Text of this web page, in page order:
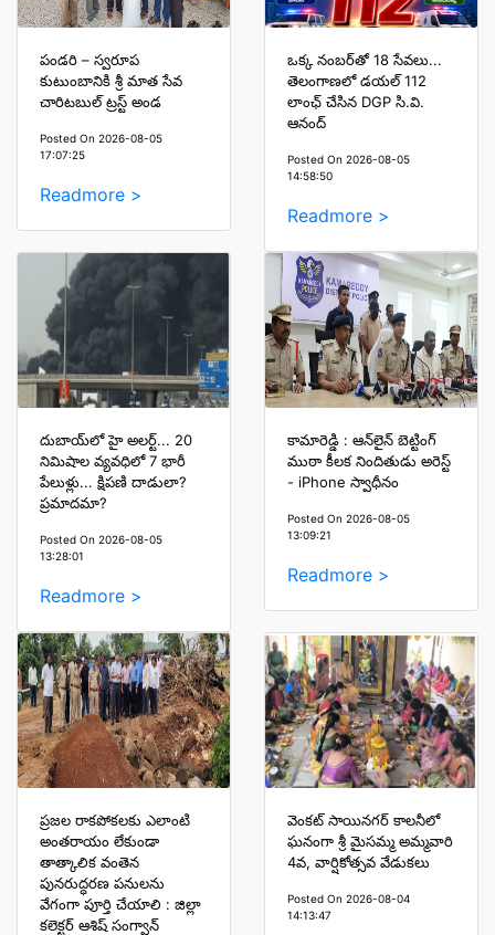
పండరి – స్వరూప
కుటుంబానికి శ్రీ మాత సేవ
చారిటబుల్ ట్రస్ట్ అండ
Posted On 2026-08-05
17:07:25
Readmore >
ఒక్క నంబర్‌తో 18 సేవలు...
తెలంగాణలో డయల్ 112
లాంఛ్ చేసిన DGP సి.వి.
ఆనంద్
Posted On 2026-08-05
14:58:50
Readmore >
దుబాయ్‌లో హై అలర్ట్... 20
నిమిషాల వ్యవధిలో 7 భారీ
పేలుళ్లు... క్షిపణి దాడులా?
ప్రమాదమా?
Posted On 2026-08-05
13:28:01
Readmore >
కామారెడ్డి : ఆన్‌లైన్ బెట్టింగ్
ముఠా కీలక నిందితుడు అరెస్ట్
- iPhone స్వాధీనం
Posted On 2026-08-05
13:09:21
Readmore >
ప్రజల రాకపోకలకు ఎలాంటి
అంతరాయం లేకుండా
తాత్కాలిక వంతెన
పునరుద్ధరణ పనులను
వేగంగా పూర్తి చేయాలి : జిల్లా
కలెక్టర్ ఆశిష్ సంగ్వాన్
వెంకట్ సాయినగర్ కాలనీలో
ఘనంగా శ్రీ మైసమ్మ అమ్మవారి
4వ, వార్షికోత్సవ వేడుకలు
Posted On 2026-08-04
14:13:47